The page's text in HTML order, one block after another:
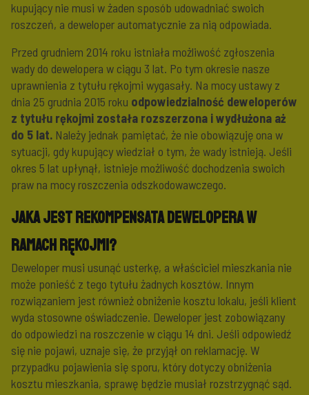
kupujący nie musi w żaden sposób udowadniać swoich
roszczeń, a deweloper automatycznie za nią odpowiada.
Przed grudniem 2014 roku istniała możliwość zgłoszenia
wady do dewelopera w ciągu 3 lat. Po tym okresie nasze
uprawnienia z tytułu rękojmi wygasały. Na mocy ustawy z
dnia 25 grudnia 2015 roku odpowiedzialność deweloperów
z tytułu rękojmi została rozszerzona i wydłużona aż
do 5 lat. Należy jednak pamiętać, że nie obowiązuję ona w
sytuacji, gdy kupujący wiedział o tym, że wady istnieją. Jeśli
okres 5 lat upłynął, istnieje możliwość dochodzenia swoich
praw na mocy roszczenia odszkodowawczego.
Jaka jest rekompensata dewelopera w
ramach rękojmi?
Deweloper musi usunąć usterkę, a właściciel mieszkania nie
może ponieść z tego tytułu żadnych kosztów. Innym
rozwiązaniem jest również obniżenie kosztu lokalu, jeśli klient
wyda stosowne oświadczenie. Deweloper jest zobowiązany
do odpowiedzi na roszczenie w ciągu 14 dni. Jeśli odpowiedź
się nie pojawi, uznaje się, że przyjął on reklamację. W
przypadku pojawienia się sporu, który dotyczy obniżenia
kosztu mieszkania, sprawę będzie musiał rozstrzygnąć sąd.